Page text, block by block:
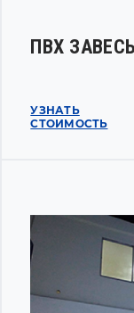
ПВХ
УЗНАТЬ
СТОИМОСТЬ